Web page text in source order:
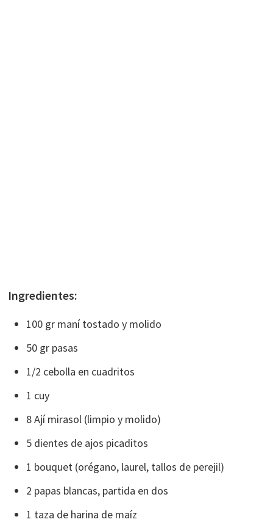
Ingredientes:
100 gr maní tostado y molido
50 gr pasas
1/2 cebolla en cuadritos
1 cuy
8 Ají mirasol (limpio y molido)
5 dientes de ajos picaditos
1 bouquet (orégano, laurel, tallos de perejil)
2 papas blancas, partida en dos
1 taza de harina de maíz